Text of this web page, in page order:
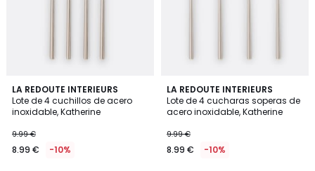
LA REDOUTE INTERIEURS
Lote de 4 cuchillos de acero
inoxidable, Katherine
9.99 €
8.99 € -10%
5
/
5
LA REDOUTE INTERIEURS
Lote de 4 cucharas soperas de
acero inoxidable, Katherine
9.99 €
8.99 € -10%
4,8
/ 5